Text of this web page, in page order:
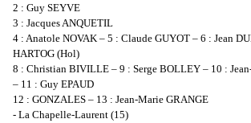
2 : Guy SEYVE
3 : Jacques ANQUETIL
4 : Anatole NOVAK – 5 : Claude GUYOT – 6 : Jean
HARTOG (Hol)
8 : Christian BIVILLE – 9 : Serge BOLLEY – 10 :
– 11 : Guy EPAUD
12 : GONZALES – 13 : Jean-Marie GRANGE
- La Chapelle-Laurent (15)